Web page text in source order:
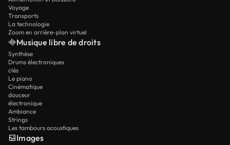
Voyage
Transports
La technologie
Zoom en arrière-plan virtuel
Musique libre de droits
Synthèse
Drums électroniques
clés
Le piano
Cinématique
douceur
électronique
Ambiance
Strings
Les tambours acoustiques
Images